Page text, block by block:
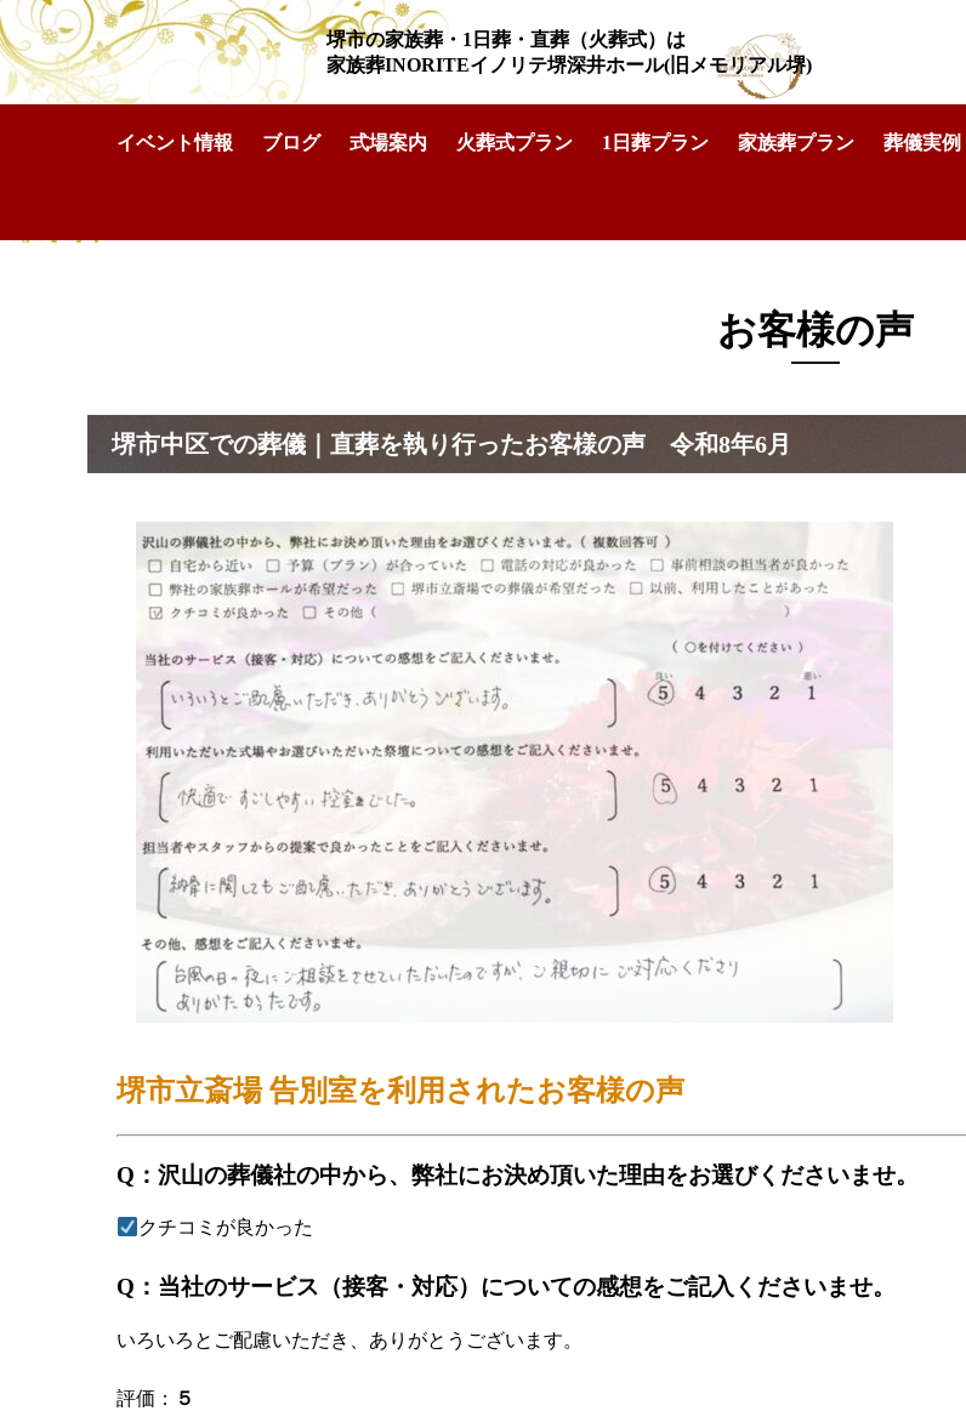
堺市の家族葬・1日葬・直葬（火葬式）は
家族葬INORITEイノリテ堺深井ホール(旧メモリアル堺)
イベント情報 ブログ 式場案内 火葬式プラン 1日葬プラン 家族葬プラン 葬儀実例
お客様の声
堺市中区での葬儀｜直葬を執り行ったお客様の声 令和8年6月
堺市立斎場 告別室を利用されたお客様の声
Q：沢山の葬儀社の中から、弊社にお決め頂いた理由をお選びくださいませ。
クチコミが良かった
Q：当社のサービス（接客・対応）についての感想をご記入くださいませ。
いろいろとご配慮いただき、ありがとうございます。
評価： ５